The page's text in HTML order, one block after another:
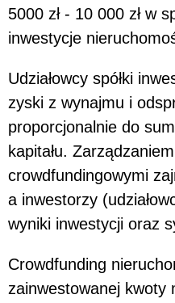
5000 zł - 10 000 zł w
inwestycje
Udziałowcy spółki
zyski z wynajmu i
proporcjonalnie do
kapitału.
crowdfundingowymi
a inwestorzy
wyniki inwestycji oraz
Crowdfunding
zainwestowanej kwoty